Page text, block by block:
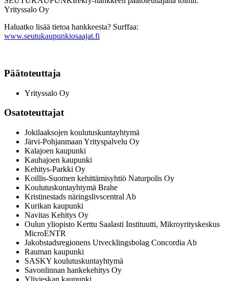
kiinnostuneille!
Yrityssalo Oy
Haluatko lisää tietoa hankkeesta? Surffaa:
www.seutukaupunkiosaajat.fi
Päätoteuttaja
Yrityssalo Oy
Osatoteuttajat
Jokilaaksojen koulutuskuntayhtymä
Järvi-Pohjanmaan Yrityspalvelu Oy
Kalajoen kaupunki
Kauhajoen kaupunki
Kehitys-Parkki Oy
Koillis-Suomen kehittämisyhtiö Naturpolis Oy
Koulutuskuntayhtymä Brahe
Kristinestads näringslivscentral Ab
Kurikan kaupunki
Navitas Kehitys Oy
Oulun yliopisto Kerttu Saalasti Instituutti, Mikroyrityskeskus
MicroENTR
Jakobstadsregionens Utvecklingsbolag Concordia Ab
Rauman kaupunki
SASKY koulutuskuntayhtymä
Savonlinnan hankekehitys Oy
Ylivieskan kaupunki